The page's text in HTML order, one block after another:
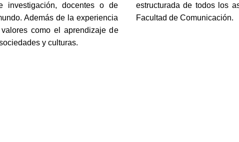
investigación, docentes o de
Además de la experiencia
como el aprendizaje de
y culturas.
estructurada de todos los
Facultad de Comunicación.